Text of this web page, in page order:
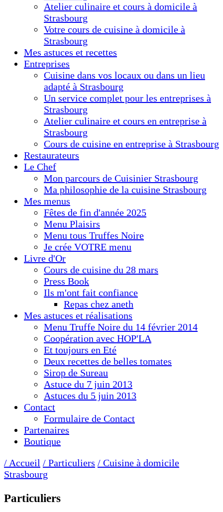
Atelier culinaire et cours à domicile à
Strasbourg
Votre cours de cuisine à domicile à
Strasbourg
Mes astuces et recettes
Entreprises
Cuisine dans vos locaux ou dans un lieu
adapté à Strasbourg
Un service complet pour les entreprises à
Strasbourg
Atelier culinaire et cours en entreprise à
Strasbourg
Cours de cuisine en entreprise à Strasbourg
Restaurateurs
Le Chef
Mon parcours de Cuisinier Strasbourg
Ma philosophie de la cuisine Strasbourg
Mes menus
Fêtes de fin d'année 2025
Menu Plaisirs
Menu tous Truffes Noire
Je crée VOTRE menu
Livre d'Or
Cours de cuisine du 28 mars
Press Book
Ils m'ont fait confiance
Repas chez aneth
Mes astuces et réalisations
Menu Truffe Noire du 14 février 2014
Coopération avec HOP'LA
Et toujours en Eté
Deux recettes de belles tomates
Sirop de Sureau
Astuce du 7 juin 2013
Astuces du 5 juin 2013
Contact
Formulaire de Contact
Partenaires
Boutique
/ Accueil / Particuliers / Cuisine à domicile
Strasbourg
Particuliers